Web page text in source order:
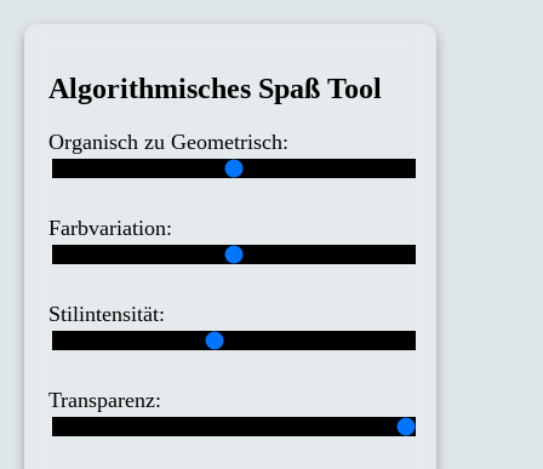
Algorithmisches Spaß Tool
Organisch zu Geometrisch:
Farbvariation:
Stilintensität:
Transparenz: